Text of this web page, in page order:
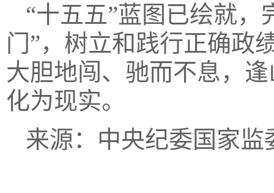
“十五五”蓝图已绘就
门”，树立和践行正确政
大胆地闯、驰而不息，
化为现实。
来源：中央纪委国家监